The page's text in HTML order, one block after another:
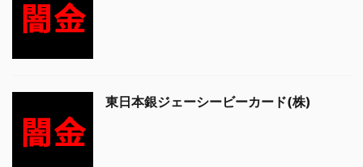
東日本銀ジェーシービーカード(株)